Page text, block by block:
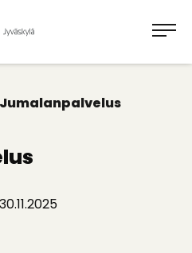
Jumalanpalvelus